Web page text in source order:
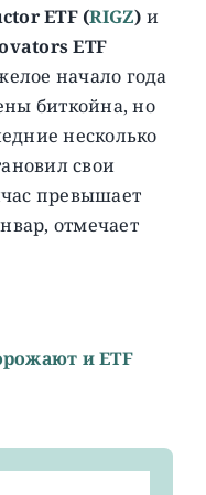
ETF (RIGZ) и
ETF
начало года
биткойна, но
несколько
свои
превышает
отмечает
и ETF